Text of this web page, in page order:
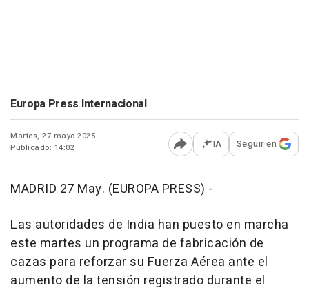
Europa Press Internacional
Martes, 27 mayo 2025
Publicado: 14:02
Abrir opciones para
IA Seguir en
MADRID 27 May. (EUROPA PRESS) -
Las autoridades de India han puesto en marcha
este martes un programa de fabricación de
cazas para reforzar su Fuerza Aérea ante el
aumento de la tensión registrado durante el